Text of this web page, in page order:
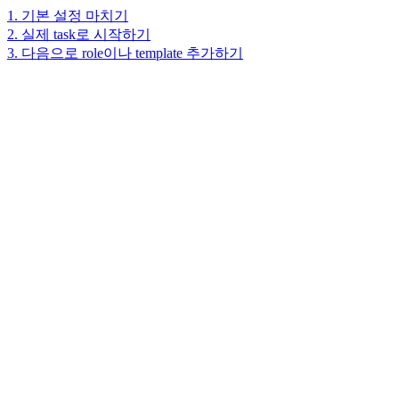
1. 기본 설정 마치기
2. 실제 task로 시작하기
3. 다음으로 role이나 template 추가하기